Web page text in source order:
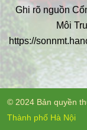
Ghi rõ nguồn
Môi
https://
© 2024 Bản quyền
Thành phố Hà Nội